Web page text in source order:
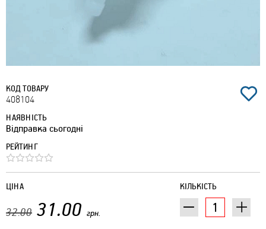
КОД ТОВАРУ
408104
НАЯВНІСТЬ
Відправка сьогодні
РЕЙТИНГ
КІЛЬКІСТЬ
ЦІНА
32.00 31.00 грн.